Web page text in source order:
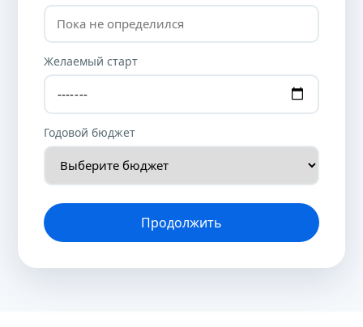
Желаемый старт
Годовой бюджет
Продолжить